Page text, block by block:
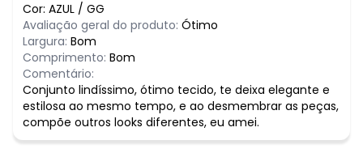
Cor: AZUL / GG
Avaliação geral do produto: Ótimo
Largura: Bom
Comprimento: Bom
Comentário:
Conjunto lindíssimo, ótimo tecido, te deixa elegante e
estilosa ao mesmo tempo, e ao desmembrar as peças,
compõe outros looks diferentes, eu amei.